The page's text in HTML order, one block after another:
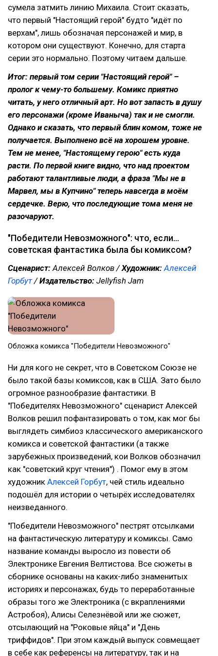
сумела затмить линию Михаила. Стоит сказать,
что первый "Настоящий герой" будто "идёт по
верхам", лишь обозначая персонажей и мир, в
котором они существуют. Конечно, для старта
серии это нормально. Поэтому читаем дальше.
Итог: первый том серии "Настоящий герой" –
пролог к чему-то большему. Комикс приятно
читать, у него отличный арт. Но вот запасть в душу
его персонажи (кроме Иваныча) так и не смогли.
Однако и сказать, что первый блин комом, тоже не
получается. Выполнено всё на хорошем уровне.
Тем не менее, "Настоящему герою" есть куда
расти. По первой книге видно, что над проектом
работают талантливые люди, а фраза "Мы не в
Марвел, мы в Купчино" теперь навсегда в моём
сердечке. Верю, что последующие тома меня не
разочаруют.
"Победители Невозможного": что, если...
советская фантастика была бы комиксом?
Сценарист:Алексей Волков /Художник: Алексей
Горбут/Издательство: Jellyfish Jam
Обложка комикса "Победители Невозможного"
Ни для кого не секрет, что в Советском Союзе не
было такой базы комиксов, как в США. Зато было
огромное разнообразие фантастики. В
"Победителях Невозможного" сценарист Алексей
Волков решил пофантазировать о том, как мог бы
выглядеть симбиоз классического американского
комикса и советской фантастики (а также
зарубежных произведений, кои Волков обозначил
как "советский круг чтения") . Помог ему в этом
художник Алексей Горбут, чей стиль идеально
подошёл для истории о четырёх исследователях
неизведанного.
"Победители Невозможного" пестрят отсылками
на фантастическую литературу и комиксы. Само
название команды выросло из повести об
Электронике Евгения Велтистова. Все сюжеты в
сборнике основаны на каких-либо знаменитых
историях и персонажах, будь то переработанные
образы того же Электроника (с вкраплениями
Астробоя), Алисы Селезнёвой или же сюжет,
отсылающий на "Роковые яйца" и "День
триффидов". При этом каждый выпуск совмещает
в себе как референсы на литературу, так и на